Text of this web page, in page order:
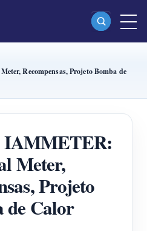
de energia Wi-Fi (WEM2067)
de energia Wi-Fi (WEM3080T)
de energia Wi-Fi (WEM3046T)
energia Wi-Fi (WEM3050T)
WiFi
Recompensas, Projeto Bomba de
IAMMETER:
Meter,
Projeto
de Calor